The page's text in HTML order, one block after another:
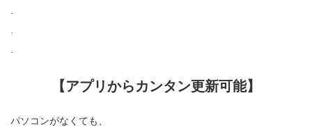
【アプリからカンタン更新可能】
パソコンがなくても、